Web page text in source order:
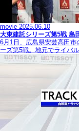
movie 2025.06.10
大東建託シリーズ第5戦 島
6月1日、広島県安芸高田
ーズ第5戦。地元でライバ